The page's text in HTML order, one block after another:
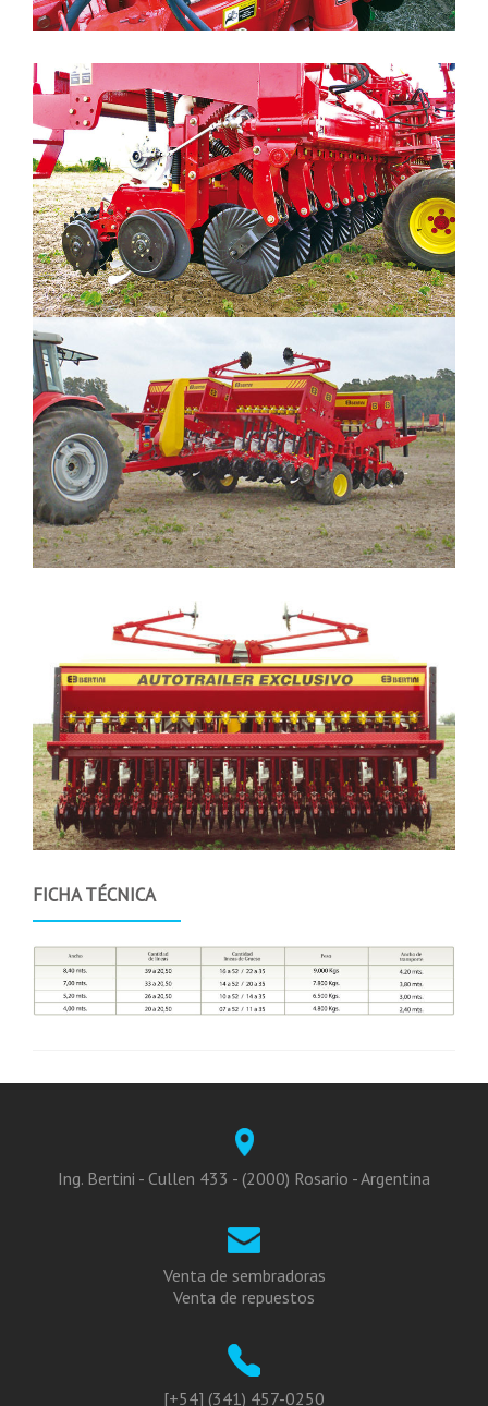
FICHA TÉCNICA
Ing. Bertini - Cullen 433 - (2000) Rosario - Argentina
Venta de sembradoras
Venta de repuestos
[+54] (341) 457-0250